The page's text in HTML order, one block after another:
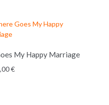
My Happy Marriage
€